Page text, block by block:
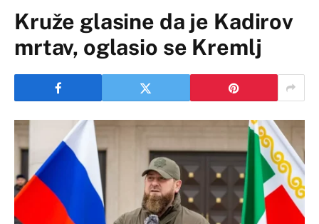
Kruže glasine da je Kadirov
mrtav, oglasio se Kremlj